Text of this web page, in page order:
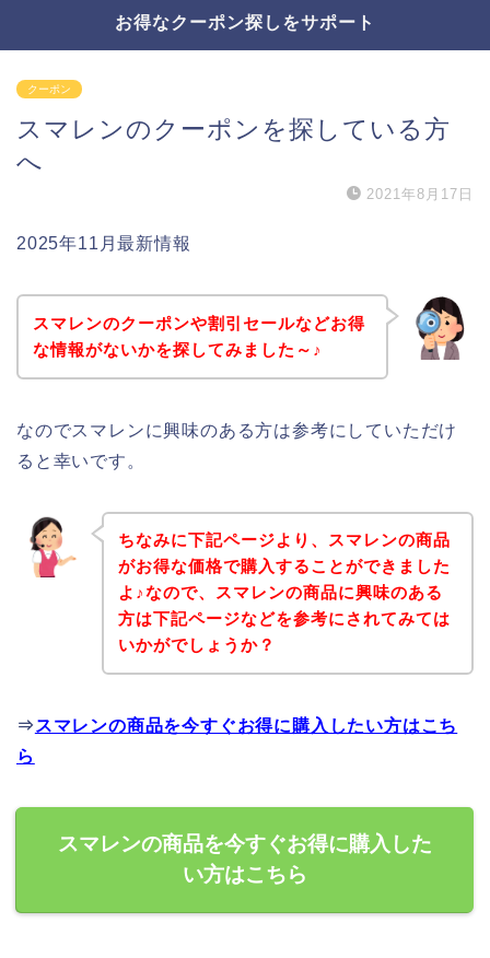
お得なクーポン探しをサポート
クーポン
スマレンのクーポンを探している方
へ
2021年8月17日
2025年11月最新情報
スマレンのクーポンや割引セールなどお得
な情報がないかを探してみました～♪
なのでスマレンに興味のある方は参考にしていただけ
ると幸いです。
ちなみに下記ページより、スマレンの商品
がお得な価格で購入することができました
よ♪なので、スマレンの商品に興味のある
方は下記ページなどを参考にされてみては
いかがでしょうか？
⇒ スマレンの商品を今すぐお得に購入したい方はこち
ら
スマレンの商品を今すぐお得に購入した
い方はこちら